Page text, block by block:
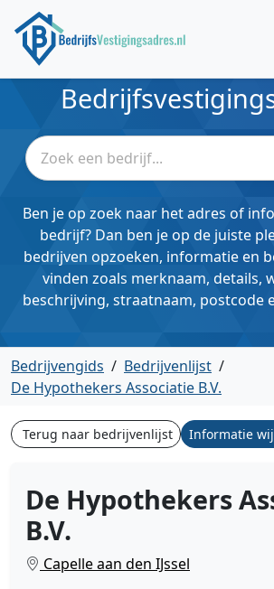
Ben je op zoek naar het adres of
bedrijf? Dan ben je op de juiste
bedrijven opzoeken, informatie en
vinden zoals merknaam, details,
beschrijving, straatnaam, postcode
Bedrijvengids / Bedrijvenlijst /
De Hypothekers Associatie B.V.
Terug naar bedrijvenlijst Informatie
De Hypothekers
B.V.
Capelle aan den IJssel